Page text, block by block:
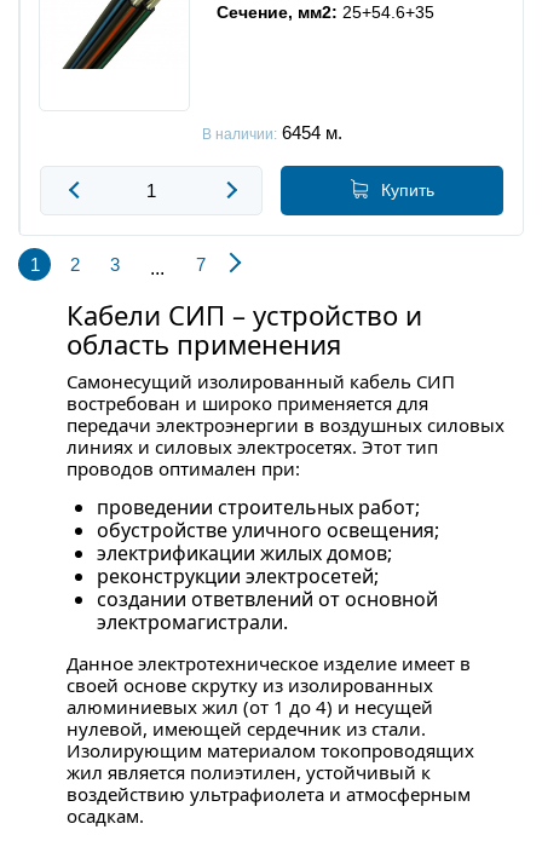
Сечение, мм2: 25+54.6+35
В наличии:6454 м.
Купить
1 2 3 ... 7
Кабели СИП – устройство и
область применения
Самонесущий изолированный кабель СИП
востребован и широко применяется для
передачи электроэнергии в воздушных силовых
линиях и силовых электросетях. Этот тип
проводов оптимален при:
проведении строительных работ;
обустройстве уличного освещения;
электрификации жилых домов;
реконструкции электросетей;
создании ответвлений от основной
электромагистрали.
Данное электротехническое изделие имеет в
своей основе скрутку из изолированных
алюминиевых жил (от 1 до 4) и несущей
нулевой, имеющей сердечник из стали.
Изолирующим материалом токопроводящих
жил является полиэтилен, устойчивый к
воздействию ультрафиолета и атмосферным
осадкам.